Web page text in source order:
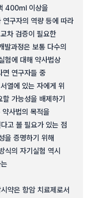
400㎖ 이상을
구자의 역량 등에 따라
차 검증이 필요한
발과정은 보통 다수의
험에 대해 약사법상
면 연구자들 중
열에 있는 자에게 위
가능성을 배제하기
약사법의 목적을
고 볼 필요가 있는 점
을 증명하기 위해
식의 자기실험 역시
약은 항암 치료제로서